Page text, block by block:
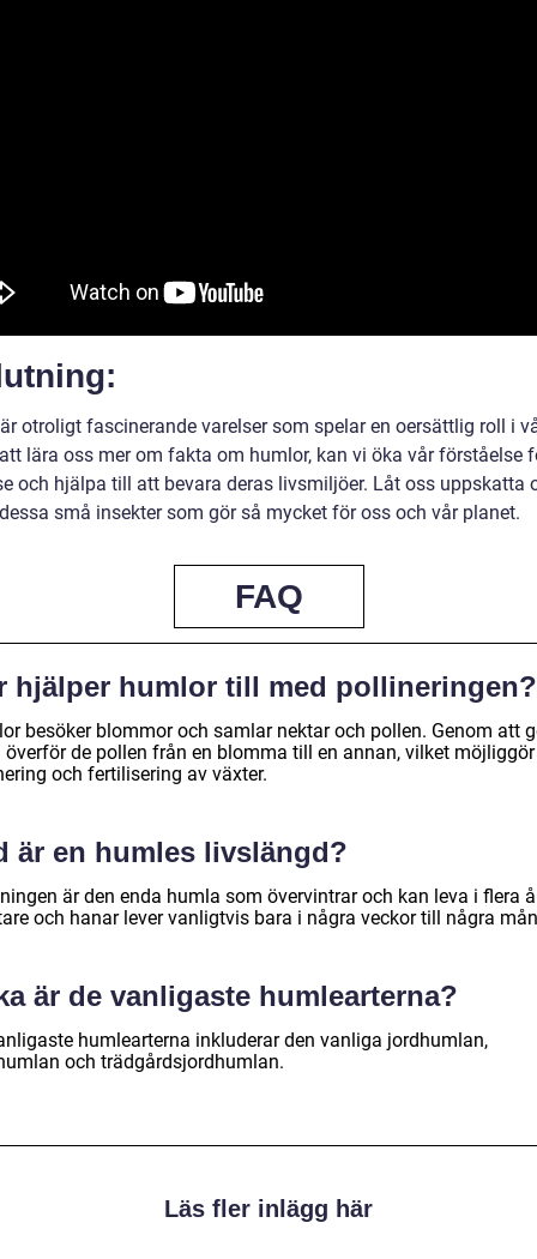
otroligt fascinerande varelser som spelar en oersättlig roll i
lära oss mer om fakta om humlor, kan vi öka vår förståelse
och hjälpa till att bevara deras livsmiljöer. Låt oss uppskatta
små insekter som gör så mycket för oss och vår planet.
FAQ
hjälper humlor till med pollineringen?
besöker blommor och samlar nektar och pollen. Genom att
överför de pollen från en blomma till en annan, vilket möjliggör
och fertilisering av växter.
är en humles livslängd?
är den enda humla som övervintrar och kan leva i flera
och hanar lever vanligtvis bara i några veckor till några
är de vanligaste humlearterna?
humlearterna inkluderar den vanliga jordhumlan,
och trädgårdsjordhumlan.
Läs fler inlägg här